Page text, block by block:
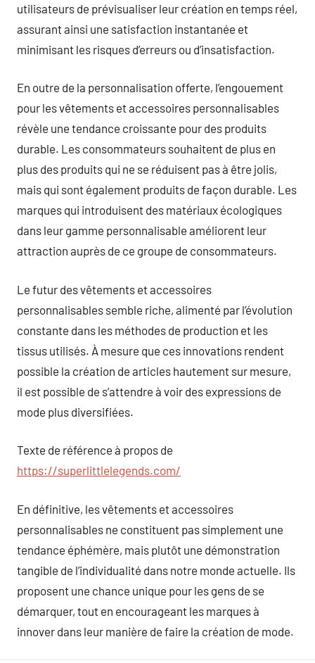
utilisateurs de prévisualiser leur création en temps réel,
assurant ainsi une satisfaction instantanée et
minimisant les risques d’erreurs ou d’insatisfaction.
En outre de la personnalisation offerte, l’engouement
pour les vêtements et accessoires personnalisables
révèle une tendance croissante pour des produits
durable. Les consommateurs souhaitent de plus en
plus des produits qui ne se réduisent pas à être jolis,
mais qui sont également produits de façon durable. Les
marques qui introduisent des matériaux écologiques
dans leur gamme personnalisable améliorent leur
attraction auprès de ce groupe de consommateurs.
Le futur des vêtements et accessoires
personnalisables semble riche, alimenté par l’évolution
constante dans les méthodes de production et les
tissus utilisés. À mesure que ces innovations rendent
possible la création de articles hautement sur mesure,
il est possible de s’attendre à voir des expressions de
mode plus diversifiées.
Texte de référence à propos de
https://superlittlelegends.com/
En définitive, les vêtements et accessoires
personnalisables ne constituent pas simplement une
tendance éphémère, mais plutôt une démonstration
tangible de l’individualité dans notre monde actuelle. Ils
proposent une chance unique pour les gens de se
démarquer, tout en encourageant les marques à
innover dans leur manière de faire la création de mode.